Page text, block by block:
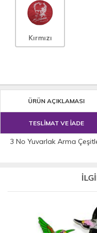
Kırmızı
ÜRÜN AÇIKLAMASI
TESLİMAT VE İADE
3 No Yuvarlak Arma